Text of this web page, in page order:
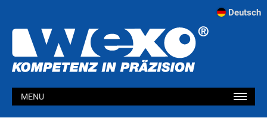
Deutsch
MENU